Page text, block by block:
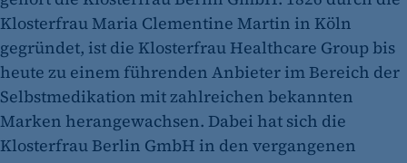
Klosterfrau Maria Clementine Martin in Köln
gegründet, ist die Klosterfrau Healthcare Group bis
heute zu einem führenden Anbieter im Bereich der
Selbstmedikation mit zahlreichen bekannten
Marken herangewachsen. Dabei hat sich die
Klosterfrau Berlin GmbH in den vergangenen